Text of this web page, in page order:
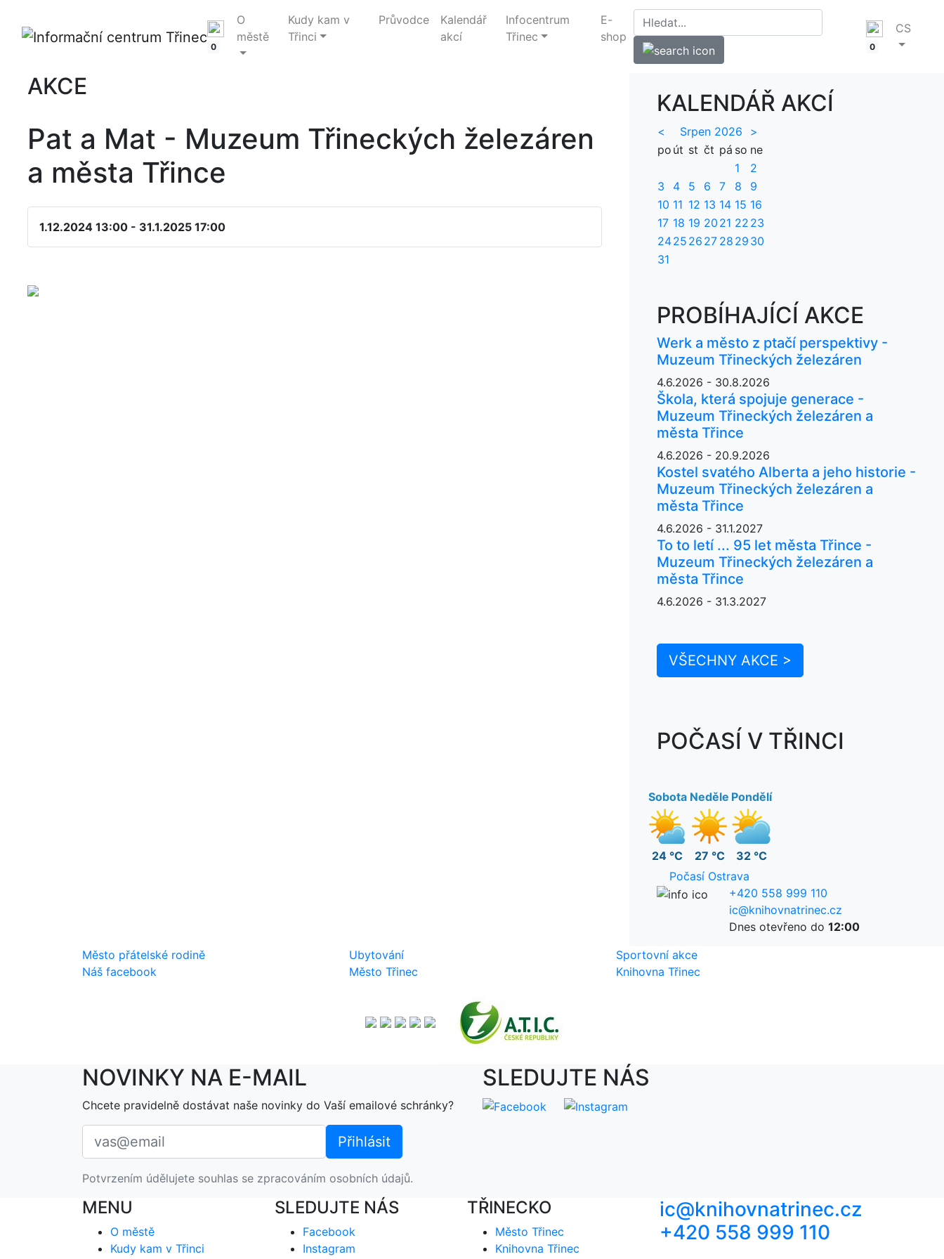
0
O
městě
Kudy kam v
Třinci
Průvodce
Kalendář
akcí
Infocentrum
Třinec
E-
shop
0
CS
AKCE
Pat a Mat - Muzeum Třineckých železáren
a města Třince
1.12.2024 13:00 - 31.1.2025 17:00
KALENDÁŘ AKCÍ
< Srpen 2026
>
po út st čt pá so ne
1
2
3
4 5 6 7 8
9
10 11 12 13 14 15 16
17 18 19 20 21 22 23
2425 26 27 28 29 30
31
PROBÍHAJÍCÍ AKCE
Werk a město z ptačí perspektivy -
Muzeum Třineckých železáren
4.6.2026 - 30.8.2026
Škola, která spojuje generace -
Muzeum Třineckých železáren a
města Třince
4.6.2026 - 20.9.2026
Kostel svatého Alberta a jeho historie -
Muzeum Třineckých železáren a
města Třince
4.6.2026 - 31.1.2027
To to letí ... 95 let města Třince -
Muzeum Třineckých železáren a
města Třince
4.6.2026 - 31.3.2027
VŠECHNY AKCE >
POČASÍ V TŘINCI
Sobota
24 °C
Neděle
27 °C
Pondělí
32 °C
Počasí Ostrava
+420 558 999 110
ic@knihovnatrinec.cz
Dnes otevřeno do 12:00
Město přátelské rodině
Ubytování
Sportovní akce
Náš facebook
Město Třinec Knihovna Třinec
NOVINKY NA E-MAIL
Chcete pravidelně dostávat naše novinky do Vaší emailové schránky?
Potvrzením údělujete souhlas se zpracováním osobních údajů.
SLEDUJTE NÁS
MENU
O městě
Kudy kam v Třinci
SLEDUJTE NÁS
Facebook
Instagram
TŘINECKO
Město Třinec
Knihovna Třinec
ic@knihovnatrinec.cz
+420 558 999 110